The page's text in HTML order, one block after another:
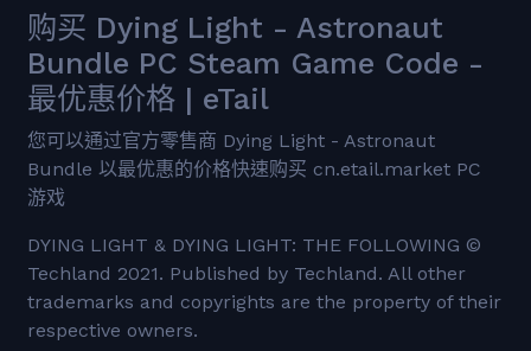
购买 Dying Light - Astronaut
Bundle PC Steam Game Code -
最优惠价格 | eTail
您可以通过官方零售商 Dying Light - Astronaut
Bundle 以最优惠的价格快速购买 cn.etail.market PC
游戏
DYING LIGHT & DYING LIGHT: THE FOLLOWING ©
Techland 2021. Published by Techland. All other
trademarks and copyrights are the property of their
respective owners.